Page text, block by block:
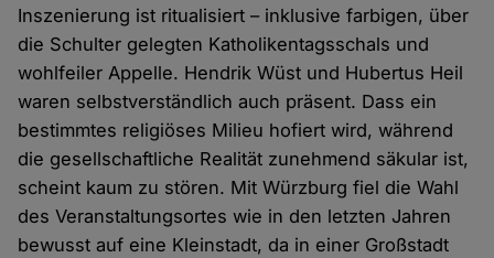
Inszenierung ist ritualisiert – inklusive farbigen, über
die Schulter gelegten Katholikentagsschals und
wohlfeiler Appelle. Hendrik Wüst und Hubertus Heil
waren selbstverständlich auch präsent. Dass ein
bestimmtes religiöses Milieu hofiert wird, während
die gesellschaftliche Realität zunehmend säkular ist,
scheint kaum zu stören. Mit Würzburg fiel die Wahl
des Veranstaltungsortes wie in den letzten Jahren
bewusst auf eine Kleinstadt, da in einer Großstadt